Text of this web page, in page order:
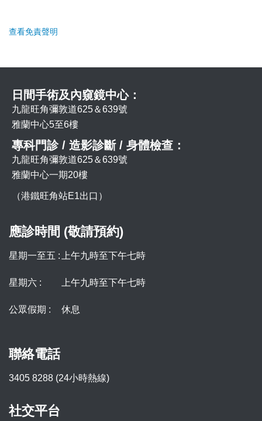
查看免責聲明
日間手術及內窺鏡中心：
九龍旺角彌敦道625＆639號
雅蘭中心5至6樓
專科門診 / 造影診斷 / 身體檢查：
九龍旺角彌敦道625＆639號
雅蘭中心一期20樓
（港鐵旺角站E1出口）
應診時間 (敬請預約)
星期一至五 : 上午九時至下午七時
星期六 : 上午九時至下午七時
公眾假期 : 休息
聯絡電話
3405 8288 (24小時熱線)
社交平台